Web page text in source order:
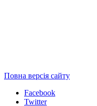
Повна версія сайту
Facebook
Twitter